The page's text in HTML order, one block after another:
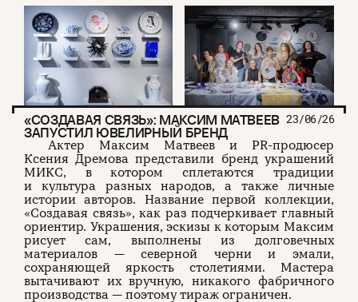
«СОЗДАВАЯ СВЯЗЬ»: МАКСИМ МАТВЕЕВ
ЗАПУСТИЛ ЮВЕЛИРНЫЙ БРЕНД
23/06/26
Актер Максим Матвеев и PR-продюсер
Ксения Дремова представили бренд украшений
МИКС, в котором сплетаются традиции
и культура разных народов, а также личные
истории авторов. Название первой коллекции,
«Создавая связь», как раз подчеркивает главный
ориентир. Украшения, эскизы к которым Максим
рисует сам, выполнены из долговечных
материалов — северной черни и эмали,
сохраняющей яркость столетиями. Мастера
вытачивают их вручную, никакого фабричного
производства — поэтому тираж ограничен.